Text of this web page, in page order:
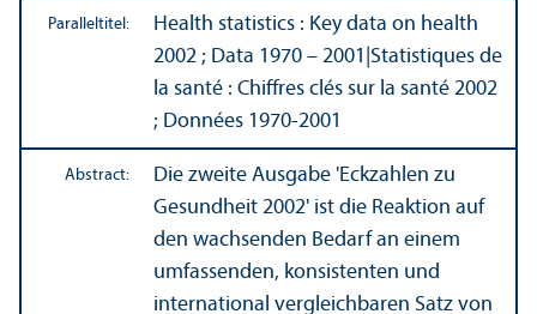
Paralleltitel:
Health statistics : Key data on health
2002 ; Data 1970 – 2001 Statistiques de
la santé : Chiffres clés sur la santé 2002
; Données 1970-2001
Abstract:
Die zweite Ausgabe 'Eckzahlen zu
Gesundheit 2002' ist die Reaktion auf
den wachsenden Bedarf an einem
umfassenden, konsistenten und
international vergleich­baren Satz von